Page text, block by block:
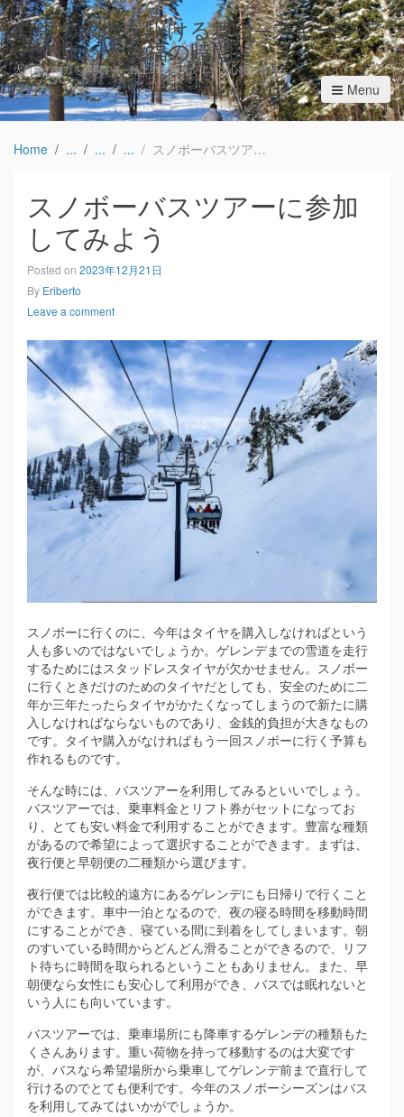
白銀の大地を駆ける舞台─スキーツア
ーで味わう至福の時間─
大自然の魅力を満喫する─極上のスキーツアーで心躍る冒険を
Menu
Home スノボーバスツアーに参加してみよう
スノボーバスツアーに参加
してみよう
Posted on 2023年12月21日
By Eriberto
Leave a comment
スノボーに行くのに、今年はタイヤを購入しなければという
人も多いのではないでしょうか。 ゲレンデまでの雪道を走行
するためにはスタッドレスタイヤが欠かせません。スノボー
に行くときだけのためのタイヤだとしても、安全のために二
年か三年たったらタイヤがかたくなってしまうので新たに購
入しなければならないものであり、金銭的負担が大きなもの
です。タイヤ購入がなければもう一回スノボーに行く予算も
作れるものです。
そんな時には、バスツアーを利用してみるといいでしょう。
バスツアーでは、乗車料金とリフト券がセットになってお
り、とても安い料金で利用することができます。豊富な種類
があるので希望によって選択することができます。まずは、
夜行便と早朝便の二種類から選びます。
夜行便では比較的遠方にあるゲレンデにも日帰りで行くこと
ができます。車中一泊となるので、夜の寝る時間を移動時間
にすることができ、寝ている間に到着をしてしまいます。朝
のすいている時間からどんどん滑ることができるので、リフ
ト待ちに時間を取られるということもありません。また、早
朝便なら女性にも安心して利用ができ、バスでは眠れないと
いう人にも向いています。
バスツアーでは、乗車場所にも降車するゲレンデの種類もた
くさんあります。重い荷物を持って移動するのは大変です
が、バスなら希望場所から乗車してゲレンデ前まで直行して
行けるのでとても便利です。今年のスノボーシーズンはバス
を利用してみてはいかがでしょうか。